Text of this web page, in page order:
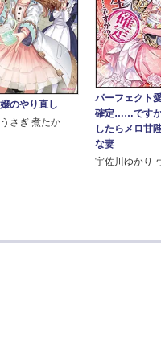
のやり直し
さぎ 煮たか
パーフェクト
確定……です
したらメロ甘
な妻
宇佐川ゆかり